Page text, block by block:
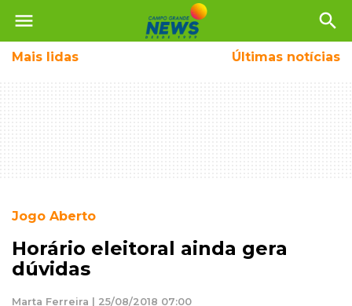
menu search
Mais lidas Últimas notícias
Jogo Aberto
Horário eleitoral ainda gera
dúvidas
Marta Ferreira | 25/08/2018 07:00